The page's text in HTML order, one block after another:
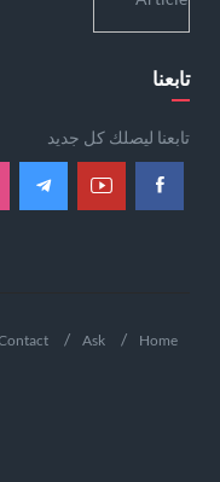
تابعنا
تابعنا ليصلك كل جديد
Home
Ask